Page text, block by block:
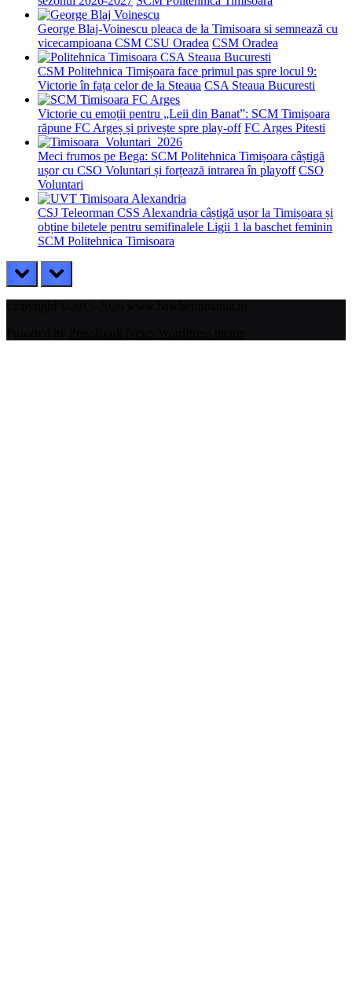
George Blaj-Voinescu pleaca de la Timisoara si semnează cu
vicecampioana CSM CSU Oradea CSM Oradea
CSM Politehnica Timișoara face primul pas spre locul 9:
Victorie în fața celor de la Steaua CSA Steaua Bucuresti
Victorie cu emoții pentru „Leii din Banat”: SCM Timișoara
răpune FC Argeș și privește spre play-off FC Arges Pitesti
Meci frumos pe Bega: SCM Politehnica Timișoara câștigă
ușor cu CSO Voluntari și forțează intrarea în playoff CSO
Voluntari
CSJ Teleorman CSS Alexandria câștigă ușor la Timișoara și
obține biletele pentru semifinalele Ligii 1 la baschet feminin
SCM Politehnica Timisoara
prev next